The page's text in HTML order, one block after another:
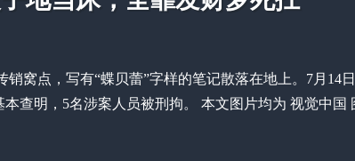
窝点，写有“蝶贝蕾”字样的笔记散落在地上。7月
查明，5名涉案人员被刑拘。 本文图片均为 视觉中国